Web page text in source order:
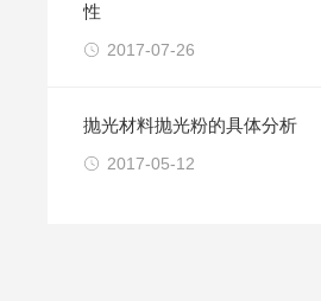
性
2017-07-26
抛光材料抛光粉的具体分析
2017-05-12